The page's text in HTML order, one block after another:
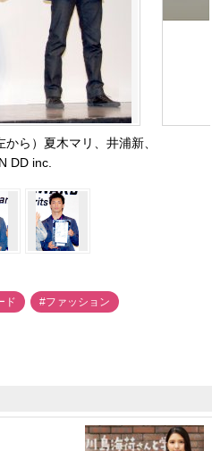
ら）夏木マリ、井浦新、
DD inc.
ド #ファッション